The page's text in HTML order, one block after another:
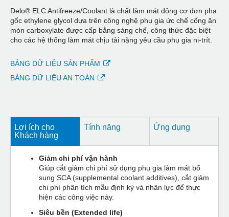
Delo® ELC Antifreeze/Coolant là chất làm mát động cơ đơn pha
gốc ethylene glycol dựa trên công nghệ phụ gia ức chế cống ăn
mòn carboxylate được cấp bằng sáng chế, công thức đặc biệt
cho các hệ thống làm mát chịu tải nặng yêu cầu phụ gia ni-trít.
BẢNG DỮ LIỆU SẢN PHẨM
BẢNG DỮ LIỆU AN TOÀN
Lợi ích cho
Khách hàng
Tính năng Ứng dụng
Giảm chi phí vận hành
Giúp cắt giảm chi phí sử dụng phụ gia làm mát bổ
sung SCA (supplemental coolant additives), cắt giảm
chi phí phân tích mẫu định kỳ và nhân lực để thực
hiện các công việc này.
Siêu bền (Extended life)